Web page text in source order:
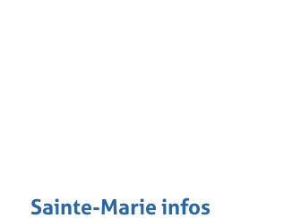
Sainte-Marie infos